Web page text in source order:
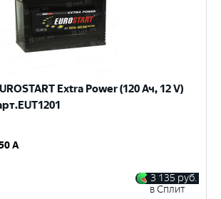
Extra Power (120 Ач, 12 V)
A
3 135 руб.
в Сплит